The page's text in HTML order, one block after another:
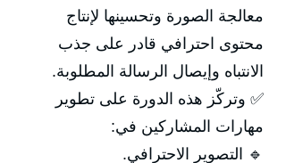
معالجة الصورة وتحسينها لإنتاج
محتوى احترافي قادر على جذب
الانتباه وإيصال الرسالة المطلوبة.
✅ وتركّز هذه الدورة على تطوير
مهارات المشاركين في:
🔹 التصوير الاحترافي.